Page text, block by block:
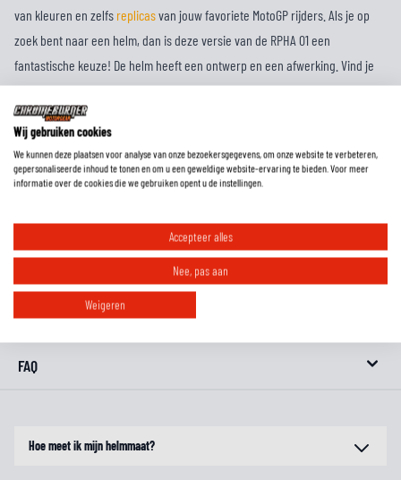
van kleuren en zelfs replicasvan jouw favoriete MotoGP rijders. Als je op
zoek bent naar een helm, dan is deze versie van de RPHA 01 een
fantastische keuze! De helm heeft een ontwerp en een afwerking. Vind je
de helm wel mooi, maar is de kleur niet helemaal jouw smaak? We hebben
hier allebeschikbare kleuren van de RPHA 01
Attentie:Helmen worden verkocht met een transparant vizier, tenzij
anders vermeld.
EXTRA INFORMATIE
REVIEWS
FAQ
Hoe meet ik mijn helmmaat?
Wij gebruiken cookies
We kunnen deze plaatsen voor analyse van onze bezoekersgegevens, om onze website te verbeteren,
gepersonaliseerde inhoud te tonen en om u een geweldige website-ervaring te bieden. Voor meer
informatie over de cookies die we gebruiken opent u de instellingen.
Accepteer alles
Nee, pas aan
Weigeren